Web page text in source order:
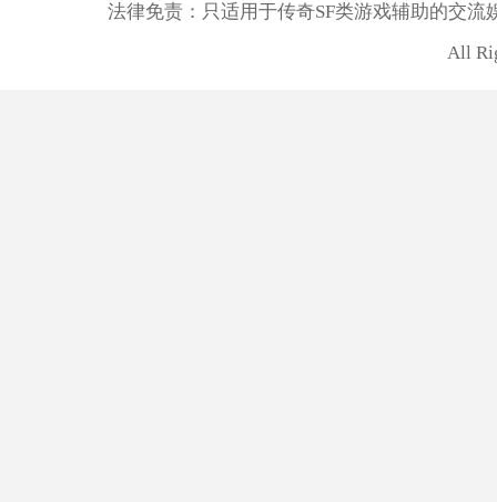
法律免责：只适用于传奇SF类游戏辅助的交
All